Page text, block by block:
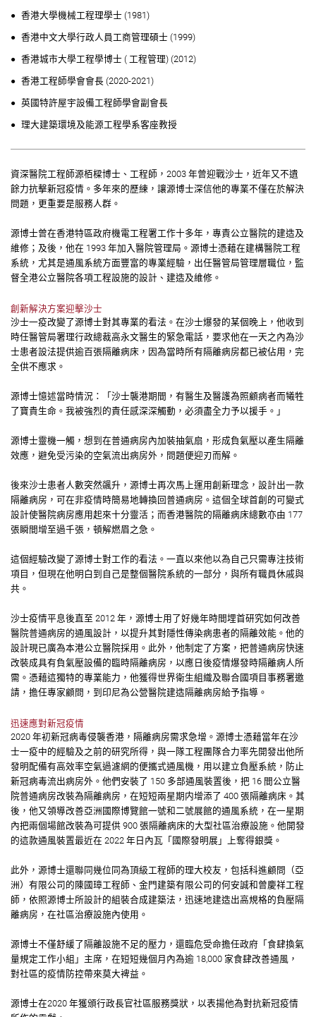
香港大學機械工程理學士 (1981)
香港中文大學行政人員工商管理碩士 (1999)
香港城市大學工程學博士 ( 工程管理) (2012)
香港工程師學會會長 (2020-2021)
英國特許屋宇設備工程師學會副會長
理大建築環境及能源工程學系客座教授
資深醫院工程師源栢樑博士、工程師，2003 年曾迎戰沙士，近年又不遺
餘力抗擊新冠疫情。多年來的歷練，讓源博士深信他的專業不僅在於解決
問題，更重要是服務人群。
源博士曾在香港特區政府機電工程署工作十多年，專責公立醫院的建造及
維修；及後，他在 1993 年加入醫院管理局。源博士憑藉在建構醫院工程
系統，尤其是通風系統方面豐富的專業經驗，出任醫管局管理層職位，監
督全港公立醫院各項工程設施的設計、建造及維修。
創新解決方案迎擊沙士
沙士一疫改變了源博士對其專業的看法。在沙士爆發的某個晚上，他收到
時任醫管局署理行政總裁高永文醫生的緊急電話，要求他在一天之內為沙
士患者設法提供逾百張隔離病床，因為當時所有隔離病房都已被佔用，完
全供不應求。
源博士憶述當時情況：「沙士襲港期間，有醫生及醫護為照顧病者而犧牲
了寶貴生命。我被強烈的責任感深深觸動，必須盡全力予以援手。」
源博士靈機一觸，想到在普通病房內加裝抽氣扇，形成負氣壓以產生隔離
效應，避免受污染的空氣流出病房外，問題便迎刃而解。
後來沙士患者人數突然飊升，源博士再次馬上運用創新理念，設計出一款
隔離病房，可在非疫情時簡易地轉換回普通病房。這個全球首創的可變式
設計使醫院病房應用起來十分靈活；而香港醫院的隔離病床總數亦由 177
張瞬間增至過千張，頓解燃眉之急。
這個經驗改變了源博士對工作的看法。一直以來他以為自己只需專注技術
項目，但現在他明白到自己是整個醫院系統的一部分，與所有職員休戚與
共。
沙士疫情平息後直至 2012 年，源博士用了好幾年時間埋首研究如何改善
醫院普通病房的通風設計，以提升其對隱性傳染病患者的隔離效能。他的
設計現已廣為本港公立醫院採用。此外，他制定了方案，把普通病房快速
改裝成具有負氣壓設備的臨時隔離病房，以應日後疫情爆發時隔離病人所
需。憑藉這獨特的專業能力，他獲得世界衛生組織及聯合國項目事務署邀
請，擔任專家顧問，到印尼為公營醫院建造隔離病房給予指導。
迅速應對新冠疫情
2020 年初新冠病毒侵襲香港，隔離病房需求急增。源博士憑藉當年在沙
士一疫中的經驗及之前的研究所得，與一隊工程團隊合力率先開發出他所
發明配備有高效率空氣過濾網的便攜式通風機，用以建立負壓系統，防止
新冠病毒流出病房外。他們安裝了 150 多部通風裝置後，把 16 間公立醫
院普通病房改裝為隔離病房，在短短兩星期内增添了 400 張隔離病床。其
後，他又領導改善亞洲國際博覽館一號和二號展館的通風系統，在一星期
內把兩個場館改裝為可提供 900 張隔離病床的大型社區治療設施。他開發
的這款通風裝置最近在 2022 年日內瓦「國際發明展」上奪得銀獎。
此外，源博士還聯同幾位同為頂級工程師的理大校友，包括科進顧問（亞
洲）有限公司的陳國璋工程師、金門建築有限公司的何安誠和曾慶祥工程
師，依照源博士所設計的組裝合成建築法，迅速地建造出高規格的負壓隔
離病房，在社區治療設施內使用。
源博士不僅舒緩了隔離設施不足的壓力，還臨危受命擔任政府「食肆換氣
量規定工作小組」主席，在短短幾個月內為逾 18,000 家食肆改善通風，
對社區的疫情防控帶來莫大裨益。
源博士在2020 年獲頒行政長官社區服務獎狀，以表揚他為對抗新冠疫情